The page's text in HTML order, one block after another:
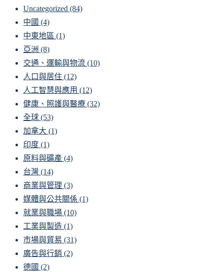
Uncategorized (84)
中國 (4)
中東地區 (1)
亞洲 (8)
交通、運輸與物流 (10)
人口與居住 (12)
人工智慧與應用 (12)
健康、照護與醫療 (32)
全球 (53)
加拿大 (1)
印度 (1)
原料與礦產 (4)
台灣 (14)
商業與管理 (3)
媒體與公共關係 (1)
就業與職場 (10)
工業與製造 (1)
市場與貿易 (31)
廣告與行銷 (2)
德國 (2)